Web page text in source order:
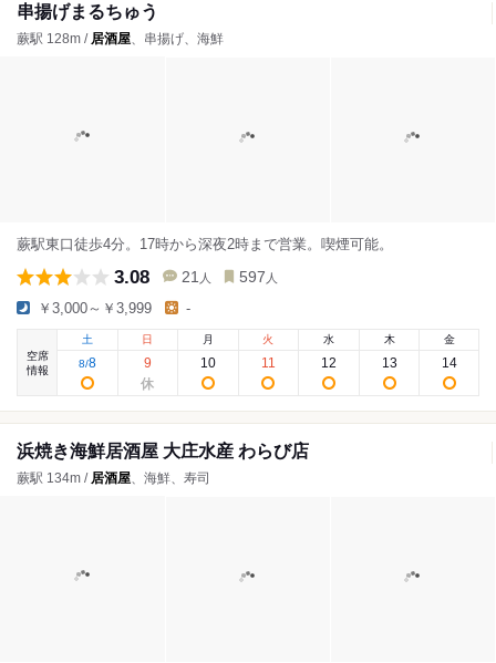
串揚げまるちゅう
蕨駅 128m / 居酒屋、串揚げ、海鮮
蕨駅東口徒歩4分。17時から深夜2時まで営業。喫煙可能。
3.08 21 人 597 人
￥3,000～￥3,999 -
空席
情報
土
8/8
日
9
月
10
火
11
水
12
木
13
金
14
浜焼き海鮮居酒屋 大庄水産 わらび店
蕨駅 134m / 居酒屋、海鮮、寿司